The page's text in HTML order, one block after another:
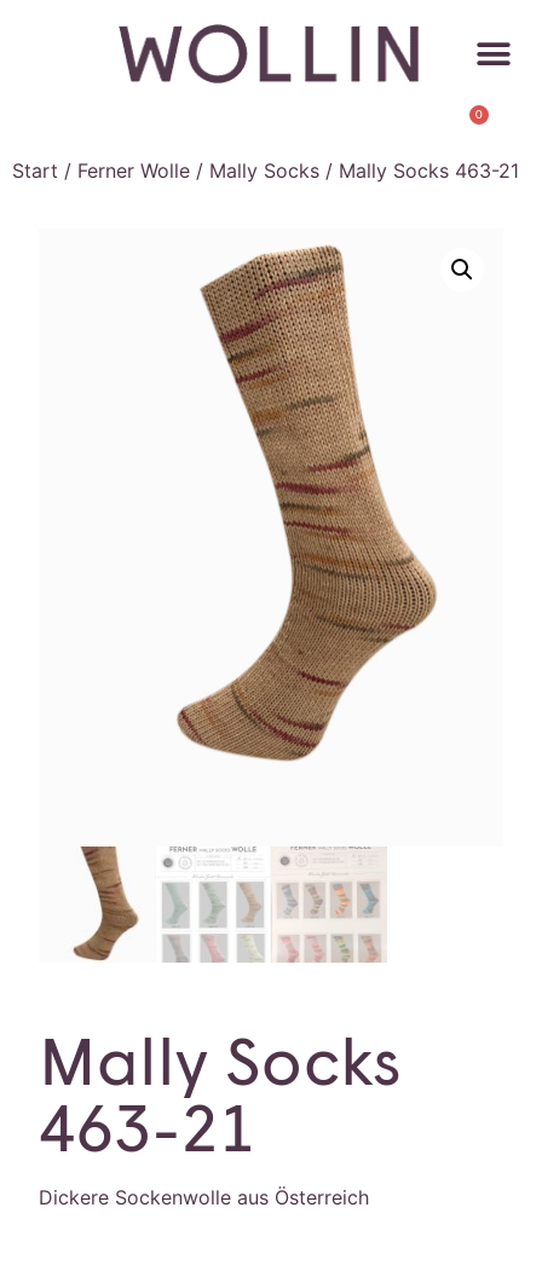
0
Start / Ferner Wolle / Mally Socks / Mally Socks 463-21
Mally Socks
463-21
Dickere Sockenwolle aus Österreich